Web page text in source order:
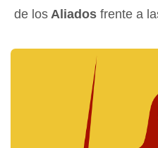
de los Aliados frente a